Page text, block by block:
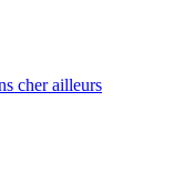
cher ailleurs